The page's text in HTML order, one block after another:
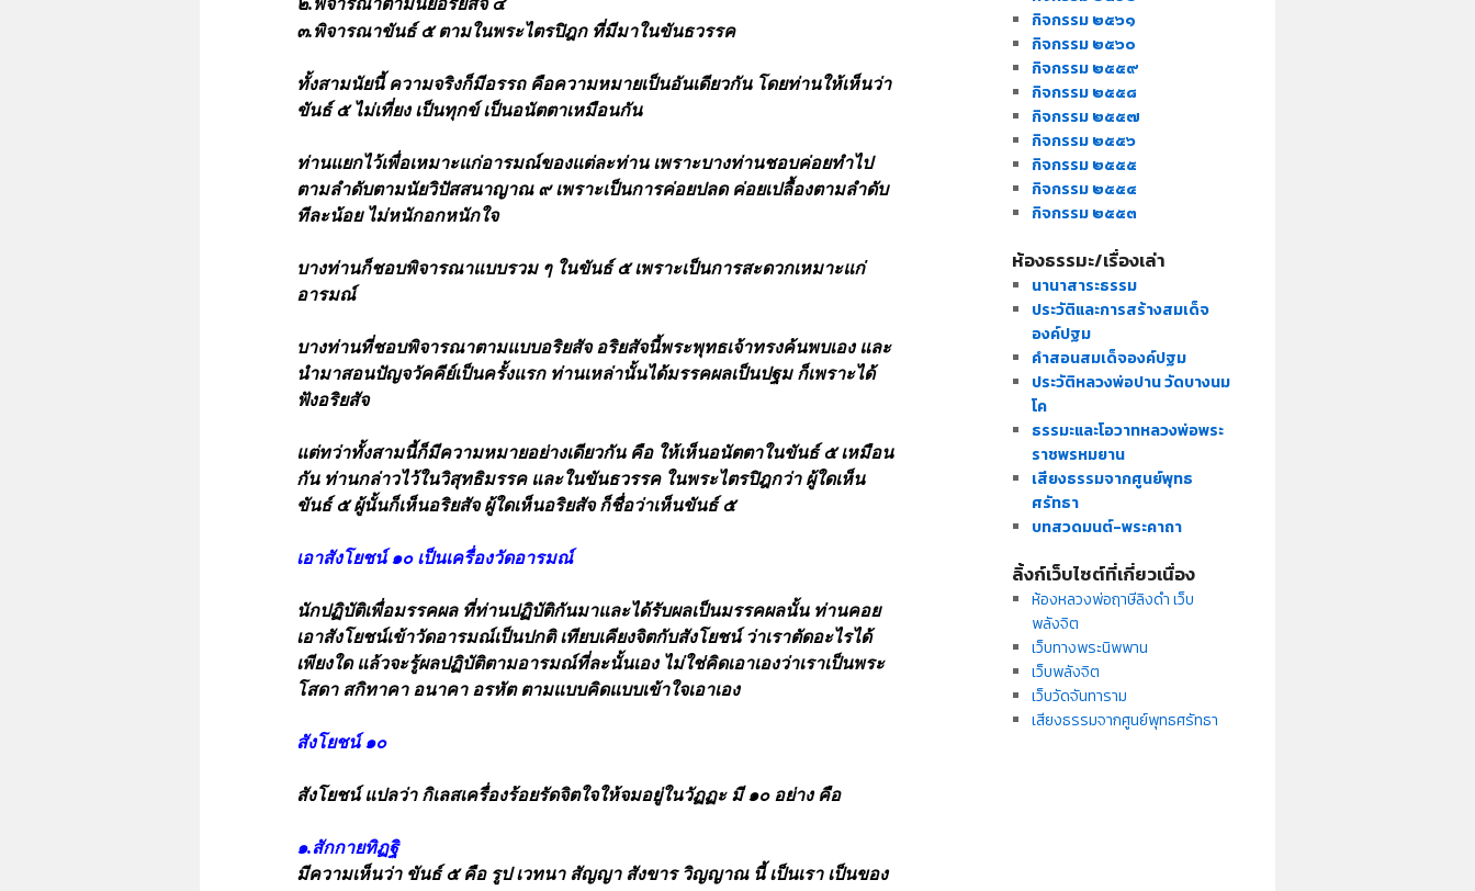
๒.พิจารณาตามนัยอริยสัจ ๔
๓.พิจารณาขันธ์ ๕ตามในพระไตรปิฎก ที่มีมาในขันธวรรค
ทั้งสามนัยนี้ ความจริงก็มีอรรถ คือความหมายเป็นอันเดียวกันโดยท่านให้เห็นว่า
ขันธ์ ๕ ไม่เที่ยง เป็นทุกข์ เป็นอนัตตาเหมือนกัน
ท่านแยกไว้เพื่อเหมาะแก่อารมณ์ของแต่ละท่าน เพราะบางท่านชอบค่อยทำไป
ตามลำดับตามนัยวิปัสสนาญาณ ๙ เพราะเป็นการค่อยปลด ค่อยเปลื้องตามลำดับ
ทีละน้อย ไม่หนักอกหนักใจ
บางท่านก็ชอบพิจารณาแบบรวม ๆ ในขันธ์ ๕ เพราะเป็นการสะดวกเหมาะแก่
อารมณ์
บางท่านที่ชอบพิจารณาตามแบบอริยสัจ อริยสัจนี้พระพุทธเจ้าทรงค้นพบเอง และ
นำมาสอนปัญจวัคคีย์เป็นครั้งแรก ท่านเหล่านั้นได้มรรคผลเป็นปฐม ก็เพราะได้
ฟังอริยสัจ
แต่ทว่าทั้งสามนี้ก็มีความหมายอย่างเดียวกัน คือ ให้เห็นอนัตตาในขันธ์ ๕ เหมือน
กัน ท่านกล่าวไว้ในวิสุทธิมรรค และในขันธวรรค ในพระไตรปิฎกว่า ผู้ใดเห็น
ขันธ์ ๕ ผู้นั้นก็เห็นอริยสัจ ผู้ใดเห็นอริยสัจ ก็ชื่อว่าเห็นขันธ์ ๕
เอาสังโยชน์ ๑๐ เป็นเครื่องวัดอารมณ์
นักปฏิบัติเพื่อมรรคผล ที่ท่านปฏิบัติกันมาและได้รับผลเป็นมรรคผลนั้น ท่านคอย
เอาสังโยชน์เข้าวัดอารมณ์เป็นปกติ เทียบเคียงจิตกับสังโยชน์ ว่าเราตัดอะไรได้
เพียงใด แล้วจะรู้ผลปฏิบัติตามอารมณ์ที่ละนั้นเอง ไม่ใช่คิดเอาเองว่าเราเป็นพระ
โสดา สกิทาคา อนาคา อรหัต ตามแบบคิดแบบเข้าใจเอาเอง
สังโยชน์ ๑๐
สังโยชน์ แปลว่า กิเลสเครื่องร้อยรัดจิตใจให้จมอยู่ในวัฏฏะ มี ๑๐ อย่าง คือ
๑.สักกายทิฏฐิ
มีความเห็นว่า ขันธ์ ๕ คือ รูป เวทนา สัญญา สังขาร วิญญาณ นี้ เป็นเรา เป็นของ
กิจกรรม ๒๕๖๑
กิจกรรม ๒๕๖๐
กิจกรรม ๒๕๕๙
กิจกรรม ๒๕๕๘
กิจกรรม ๒๕๕๗
กิจกรรม ๒๕๕๖
กิจกรรม ๒๕๕๕
กิจกรรม ๒๕๕๔
กิจกรรม ๒๕๕๓
ห้องธรรมะ/เรื่องเล่า
นานาสาระธรรม
ประวัติและการสร้างสมเด็จ
องค์ปฐม
คำสอนสมเด็จองค์ปฐม
ประวัติหลวงพ่อปาน วัดบางนม
โค
ธรรมะและโอวาทหลวงพ่อพระ
ราชพรหมยาน
เสียงธรรมจากศูนย์พุทธ
ศรัทธา
บทสวดมนต์-พระคาถา
ลิ้งก์เว็บไซต์ที่เกี่ยวเนื่อง
ห้องหลวงพ่อฤาษีลิงดำ เว็บ
พลังจิต
เว็บทางพระนิพพาน
เว็บพลังจิต
เว็บวัดจันทาราม
เสียงธรรมจากศูนย์พุทธศรัทธา